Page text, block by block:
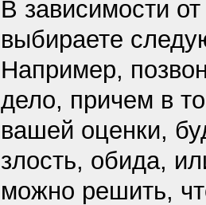
В зависимости
выбираете
Например,
дело, причем в
вашей оценки,
злость, обида,
можно решить,